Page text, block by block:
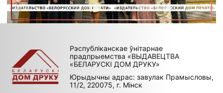
Рэспубліканскае ўнітарнае
прадпрыемства «ВЫДАВЕЦТВА
«БЕЛАРУСКІ ДОМ ДРУКУ»
Юрыдычны адрас: завулак Прамысловы,
11/2, 220075, г. Мінск